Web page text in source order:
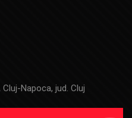
Napoca, jud. Cluj